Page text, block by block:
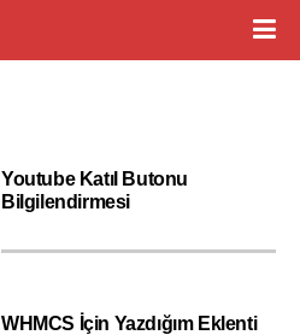
Youtube Katıl Butonu
Bilgilendirmesi
WHMCS İçin Yazdığım Eklenti